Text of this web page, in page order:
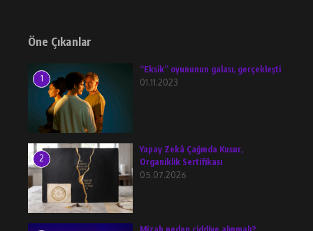
Öne Çıkanlar
1
“Eksik” oyununun galası, gerçekleşti
01.11.2023
2
Yapay Zekâ Çağında Kusur,
Organiklik Sertifikası
05.07.2026